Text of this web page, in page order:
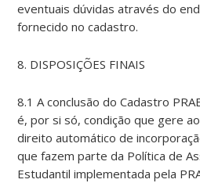
eventuais dúvidas através do
fornecido no cadastro.
8. DISPOSIÇÕES FINAIS
8.1 A conclusão do Cadastro
é, por si só, condição que gere
direito automático de
que fazem parte da Política de
Estudantil implementada pela